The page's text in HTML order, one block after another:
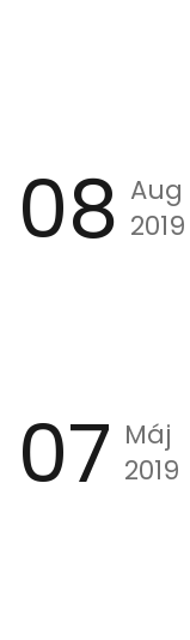
08 Aug
2019
07 Máj
2019